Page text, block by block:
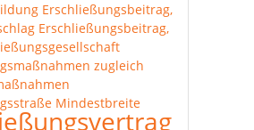
Erschließungsbeitrag,
Erschließungsbeitrag,
zugleich
Mindestbreite